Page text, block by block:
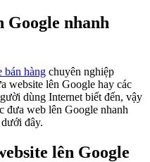
Google nhanh
bán hàng chuyên nghiệp
website lên Google hay các
dùng Internet biết đến, vậy
đưa web lên Google nhanh
đây.
lên Google